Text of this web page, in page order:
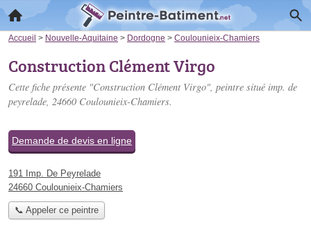
Accueil > Nouvelle-Aquitaine > Dordogne > Coulounieix-Chamiers
Construction Clément Virgo
Cette fiche présente "Construction Clément Virgo", peintre situé imp. de
peyrelade, 24660 Coulounieix-Chamiers.
Demande de devis en ligne
191 Imp. De Peyrelade
24660 Coulounieix-Chamiers
📞 Appeler ce peintre